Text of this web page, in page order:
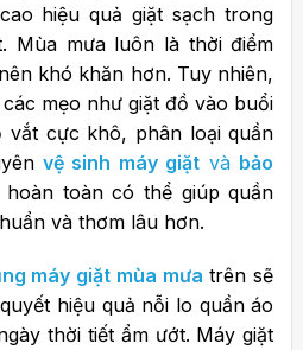
hiệu quả giặt sạch trong
Mùa mưa luôn là thời điểm
khó khăn hơn. Tuy nhiên,
mẹo như giặt đồ vào buổi
vắt cực khô, phân loại quần
vệ sinh máy giặt và bảo
hoàn toàn có thể giúp quần
và thơm lâu hơn.
máy giặt mùa mưa trên sẽ
hiệu quả nỗi lo quần áo
thời tiết ẩm ướt. Máy giặt